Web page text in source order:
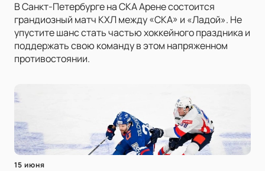
В Санкт-Петербурге на СКА Арене состоится
грандиозный матч КХЛ между «СКА» и «Ладой». Не
упустите шанс стать частью хоккейного праздника и
поддержать свою команду в этом напряженном
противостоянии.
15 июня